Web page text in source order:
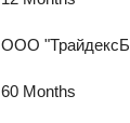
ООО
60 Months